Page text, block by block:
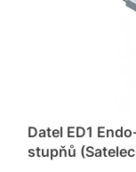
Datel ED1
stupňů